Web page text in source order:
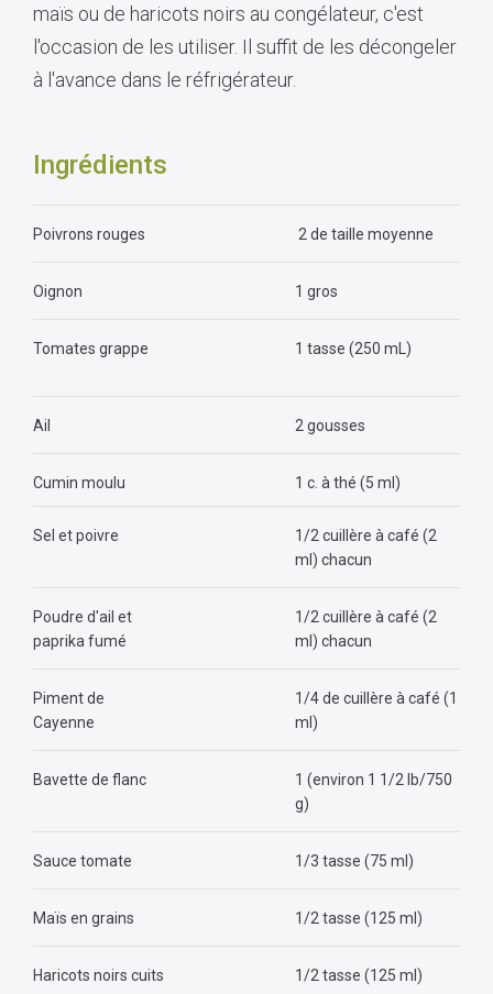
maïs ou de haricots noirs au congélateur, c'est
l'occasion de les utiliser. Il suffit de les décongeler
à l'avance dans le réfrigérateur.
Ingrédients
Poivrons rouges 2 de taille moyenne
Oignon 1 gros
Tomates grappe 1 tasse (250 mL)
Ail 2 gousses
Cumin moulu 1 c. à thé (5 ml)
Sel et poivre
1/2 cuillère à café (2
ml) chacun
Poudre d'ail et
paprika fumé
1/2 cuillère à café (2
ml) chacun
Piment de
Cayenne
1/4 de cuillère à café (1
ml)
Bavette de flanc
1 (environ 1 1/2 lb/750
g)
Sauce tomate 1/3 tasse (75 ml)
Maïs en grains 1/2 tasse (125 ml)
Haricots noirs cuits 1/2 tasse (125 ml)